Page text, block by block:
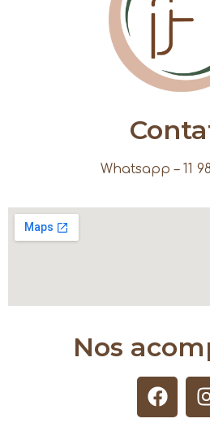
Whatsapp – 11
Nos